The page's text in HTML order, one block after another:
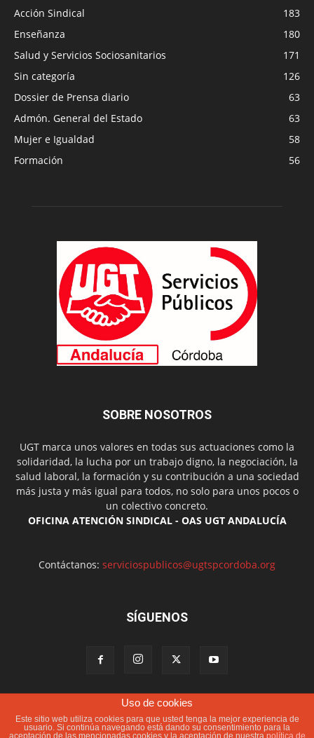
Acción Sindical
183
Enseñanza
180
Salud y Servicios Sociosanitarios
171
Sin categoría
126
Dossier de Prensa diario
63
Admón. General del Estado
63
Mujer e Igualdad
58
Formación
56
SOBRE NOSOTROS
UGT marca unos valores en todas sus actuaciones como la
solidaridad, la lucha por un trabajo digno, la negociación, la
salud laboral, la formación y su contribución a una sociedad
más justa y más igual para todos, no solo para unos pocos o
un colectivo concreto.
OFICINA ATENCIÓN SINDICAL - OAS UGT ANDALUCÍA
Contáctanos: serviciospublicos@ugtspcordoba.org
SÍGUENOS
Aviso Legal
Contacto
Uso de cookies
Este sitio web utiliza cookies para que usted tenga la mejor experiencia de
usuario. Si continúa navegando está dando su consentimiento para la
aceptación de las mencionadas cookies y la aceptación de nuestra política de